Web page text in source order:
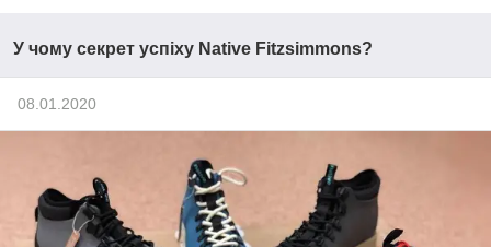
У чому секрет успіху Native Fitzsimmons?
08.01.2020